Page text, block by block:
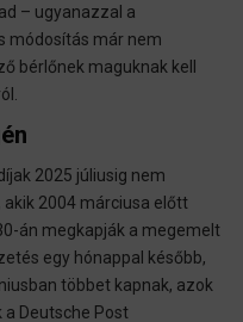
– ugyanazzal a
módosítás már nem
bérlőnek maguknak kell
2025 júliusig nem
akik 2004 márciusa előtt
án megkapják a megemelt
egy hónappal később,
többet kapnak, azok
a Deutsche Post